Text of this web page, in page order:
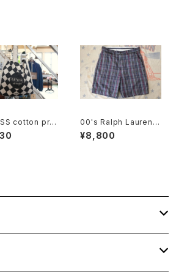
cotton pro
shoulder B
00's Ralph Lauren
madaras plaid cotto
n Shorts
¥8,800